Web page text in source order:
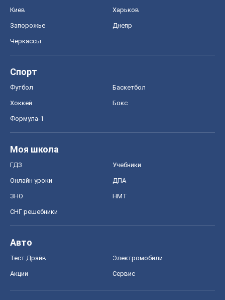
Киев Харьков
Запорожье Днепр
Черкассы
Спорт
Футбол Баскетбол
Хоккей Бокс
Формула-1
Моя школа
ГДЗ Учебники
Онлайн уроки ДПА
ЗНО НМТ
СНГ решебники
Авто
Тест Драйв Электромобили
Акции Сервис